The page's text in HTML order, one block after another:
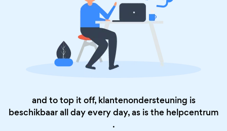
and to top it off, klantenondersteuning is
beschikbaar all day every day, as is the helpcentrum
.